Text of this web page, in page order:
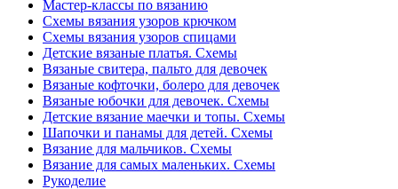
Мастер-классы по вязанию
Схемы вязания узоров крючком
Схемы вязания узоров спицами
Детские вязаные платья. Схемы
Вязаные свитера, пальто для девочек
Вязаные кофточки, болеро для девочек
Вязаные юбочки для девочек. Схемы
Детские вязание маечки и топы. Схемы
Шапочки и панамы для детей. Схемы
Вязание для мальчиков. Схемы
Вязание для самых маленьких. Схемы
Рукоделие